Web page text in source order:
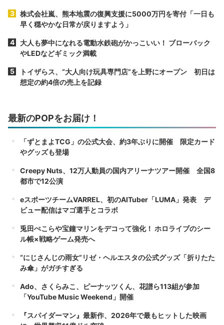
株式会社嵐、熊本地震の復興支援に5000万円を寄付「一日も
早く穏やかな日常が戻りますよう」
大人も夢中になれる電動水鉄砲がかっこいい！ ブローバック
やLEDなどギミック満載
トイザらス、“大人向け玩具専門店”を上野にオープン 初日は
想定の約4倍の売上を記録
最新のPOPをお届け！
「ずとまよTCG」の公式大会、約3年ぶりに開催 限定カード
やグッズも登場
Creepy Nuts、12万人動員の国内アリーナツアー開催 全国8
都市で12公演
eスポーツチームVARREL、初のAITuber「LUMA」発表 デ
ビュー配信はマゴ選手とコラボ
兎田ぺこらや宝鐘マリンをデコって強化！ ホロライブのシー
ル帳×戦略ゲーム発売へ
“にじさんじの雨女”リゼ・ヘルエスタの公式グッズ「折りたた
み傘」がガチすぎる
Ado、さくらみこ、ピーナッツくん、花譜ら113組が参加
「YouTube Music Weekend」開催
『スパイダーマン』最新作、2026年で最もヒットした映画